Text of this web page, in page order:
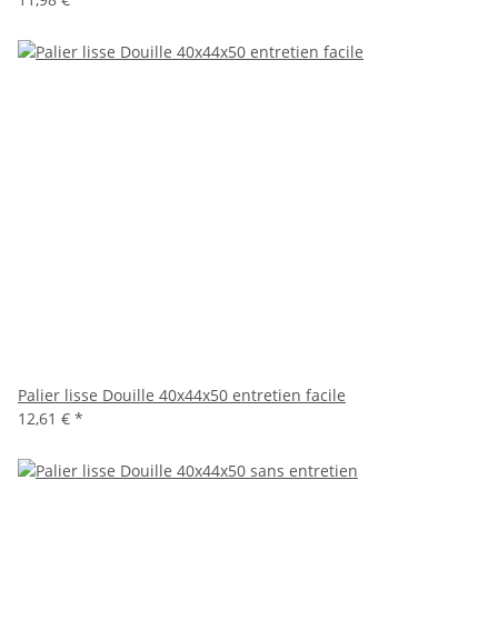
Palier lisse Douille 40x44x50 entretien facile
12,61 € *